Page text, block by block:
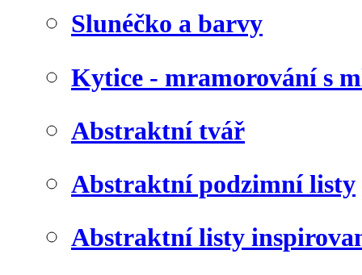
Slunéčko a barvy
Kytice - mramorování s
Abstraktní tvář
Abstraktní podzimní listy
Abstraktní listy